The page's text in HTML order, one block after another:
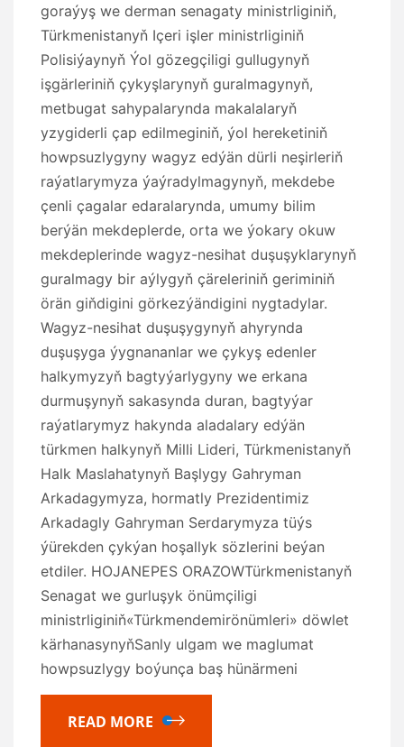
goraýyş we derman senagaty ministrliginiň,
Türkmenistanyň Içeri işler ministrliginiň
Polisiýaynyň Ýol gözegçiligi gullugynyň
işgärleriniň çykyşlarynyň guralmagynyň,
metbugat sahypalarynda makalalaryň
yzygiderli çap edilmeginiň, ýol hereketiniň
howpsuzlygyny wagyz edýän dürli neşirleriň
raýatlarymyza ýaýradylmagynyň, mekdebe
çenli çagalar edaralarynda, umumy bilim
berýän mekdeplerde, orta we ýokary okuw
mekdeplerinde wagyz-nesihat duşuşyklarynyň
guralmagy bir aýlygyň çäreleriniň geriminiň
örän giňdigini görkezýändigini nygtadylar.
Wagyz-nesihat duşuşygynyň ahyrynda
duşuşyga ýygnananlar we çykyş edenler
halkymyzyň bagtyýarlygyny we erkana
durmuşynyň sakasynda duran, bagtyýar
raýatlarymyz hakynda aladalary edýän
türkmen halkynyň Milli Lideri, Türkmenistanyň
Halk Maslahatynyň Başlygy Gahryman
Arkadagymyza, hormatly Prezidentimiz
Arkadagly Gahryman Serdarymyza tüýs
ýürekden çykýan hoşallyk sözlerini beýan
etdiler. HOJANEPES ORAZOWTürkmenistanyň
Senagat we gurluşyk önümçiligi
ministrliginiň«Türkmendemirönümleri» döwlet
kärhanasynyňSanly ulgam we maglumat
howpsuzlygy boýunça baş hünärmeni
READ MORE